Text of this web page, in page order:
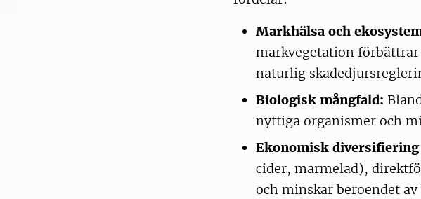
Markhälsa och
markvegetation
naturlig
Biologisk mångfald:
nyttiga organismer och
Ekonomisk
cider, marmelad),
och minskar beroendet